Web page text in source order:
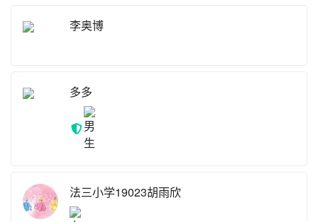
李奥博
多多
法三小学19023胡雨欣